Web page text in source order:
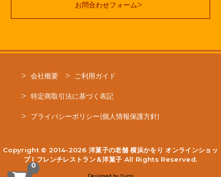
お問合わせフォーム
会社概要 ご利用ガイド
特定商取引法に基づく表記
プライバシーポリシー(個人情報保護方針)
Copyright © 2014-2026洋菓子の老舗 横浜かをり オンラインショッ
プ | フレンチレストラン＆洋菓子 All Rights Reserved.
Designed byYumi
0